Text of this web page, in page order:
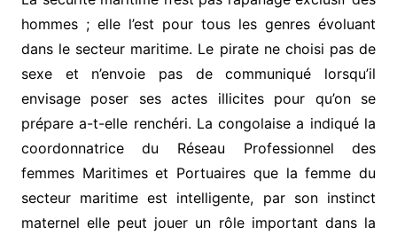
hommes ; elle l’est pour tous les genres évoluant
dans le secteur maritime. Le pirate ne choisi pas de
sexe et n’envoie pas de communiqué lorsqu’il
envisage poser ses actes illicites pour qu’on se
prépare a-t-elle renchéri. La congolaise a indiqué la
coordonnatrice du Réseau Professionnel des
femmes Maritimes et Portuaires que la femme du
secteur maritime est intelligente, par son instinct
maternel elle peut jouer un rôle important dans la